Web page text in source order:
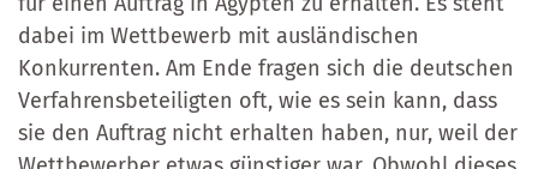
dabei im Wettbewerb mit ausländischen
Konkurrenten. Am Ende fragen sich die deutschen
Verfahrensbeteiligten oft, wie es sein kann, dass
sie den Auftrag nicht erhalten haben, nur, weil der